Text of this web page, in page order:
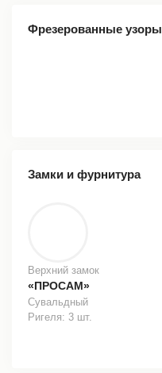
Фрезерованные узоры
Замки и фурнитура
Верхний замок
«ПРОСАМ»
Сувальдный
Ригеля: 3 шт.